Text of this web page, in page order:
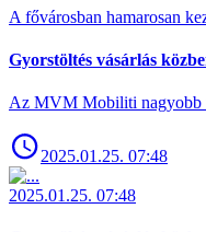
A fővárosban hamarosan
Gyorstöltés vásárlás
Az MVM Mobiliti nagyobb
2025.01.25. 07:48
2025.01.25. 07:48